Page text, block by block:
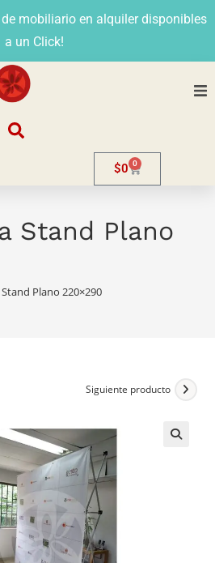
mobiliario en alquiler disponibles
a un Click!
$0 0
Stand Plano
Plano 220×290
Siguiente producto